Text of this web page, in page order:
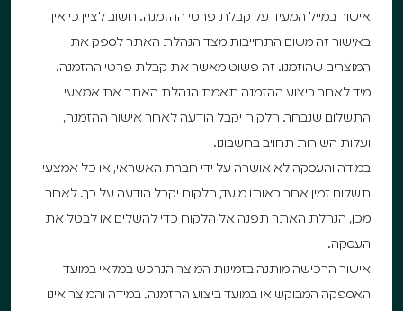
אישור במייל המעיד על קבלת פרטי ההזמנה. חשוב לציין כי אין
באישור זה משום התחייבות מצד הנהלת האתר לספק את
המוצרים שהוזמנו. זה פשוט מאשר את קבלת פרטי ההזמנה.
מיד לאחר ביצוע ההזמנה תאמת הנהלת האתר את אמצעי
התשלום שנבחר. הלקוח יקבל הודעה לאחר אישור ההזמנה,
ועלות השירות תחויב בחשבונו.
במידה והעסקה לא אושרה על ידי חברת האשראי, או כל אמצעי
תשלום זמין אחר באותו מועד, הלקוח יקבל הודעה על כך. לאחר
מכן, הנהלת האתר תפנה אל הלקוח כדי להשלים או לבטל את
העסקה.
אישור הרכישה מותנה בזמינות המוצר הנרכש במלאי במועד
האספקה המבוקש או במועד ביצוע ההזמנה. במידה והמוצר אינו